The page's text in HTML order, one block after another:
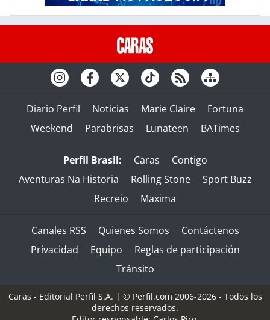
Diario Perfil Noticias Marie Claire
Fortuna
Weekend
Parabrisas Lunateen BATimes
Perfil Brasil: Caras
Contigo
Aventuras Na Historia
Rolling Stone
Sport Buzz
Recreio
Maxima
Canales RSS Quienes Somos
Contáctenos
Privacidad
Equipo
Reglas de participación
Tránsito
Caras - Editorial Perfil S.A. | © Perfil.com 2006-2026 - Todos los
derechos reservados.